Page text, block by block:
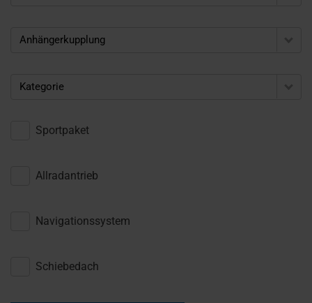
Anhängerkupplung
Kategorie
Sportpaket
Allradantrieb
Navigationssystem
Schiebedach